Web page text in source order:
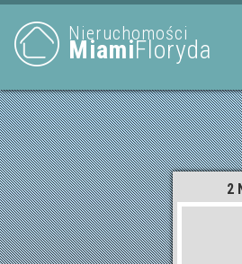
Nieruchomości
MiamiFloryda
2